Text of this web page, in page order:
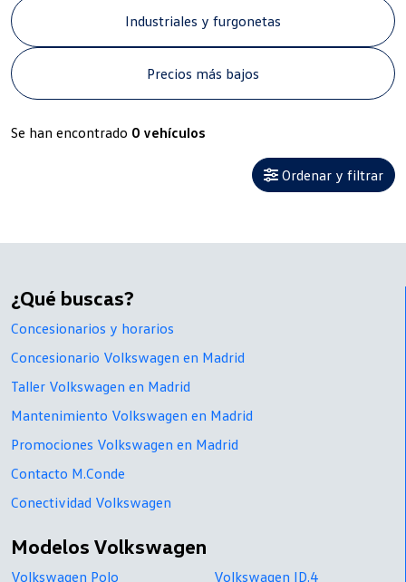
Industriales y furgonetas
Precios más bajos
Se han encontrado 0 vehículos
Ordenar y filtrar
¿Qué buscas?
Concesionarios y horarios
Concesionario Volkswagen en Madrid
Taller Volkswagen en Madrid
Mantenimiento Volkswagen en Madrid
Promociones Volkswagen en Madrid
Contacto M.Conde
Conectividad Volkswagen
Modelos Volkswagen
Volkswagen Polo
Volkswagen ID.4